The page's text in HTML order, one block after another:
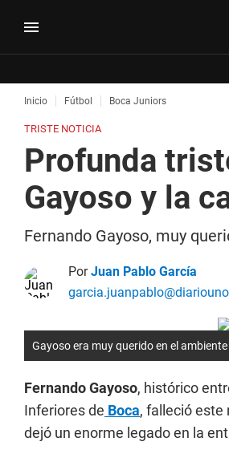
Inicio Fútbol Boca Juniors
TRISTE NOTICIA
Profunda
Gayoso y la
Fernando Gayoso, muy
PorJuan Pablo García
Gayoso era muy querido en el
Fernando Gayoso, histórico
Inferiores de Boca, falleció este
dejó un enorme legado en la